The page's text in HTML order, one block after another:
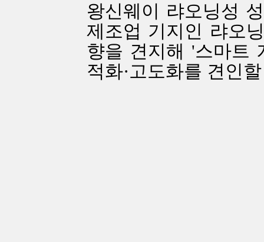
왕신웨이 랴오닝성
제조업 기지인 랴오
향을 견지해 '스마트
적화·고도화를 견인